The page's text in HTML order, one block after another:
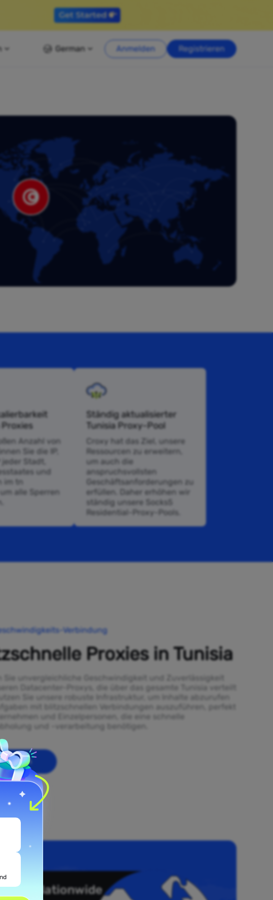
German Anmelden Registrieren
Anzahl von
Sie die IP,
jeder Stadt,
und
im tn
alle Sperren
Ständig aktualisierter
Tunisia Proxy-Pool
Croxy hat das Ziel, unsere
Ressourcen zu erweitern,
um auch die
anspruchsvollsten
Geschäftsanforderungen zu
erfüllen. Daher erhöhen wir
ständig unsere Socks5
Residential-Proxy-Pools.
Verbindung
Proxies in Tunisia
Sie unvergleichliche Geschwindigkeit und Zuverlässigkeit
Datacenter-Proxys, die über das gesamte Tunisia verteilt
Sie unsere robuste Infrastruktur, um Inhalte abzurufen
mit blitzschnellen Verbindungen auszuführen, perfekt
und Einzelpersonen, die eine schnelle
und -verarbeitung benötigen.